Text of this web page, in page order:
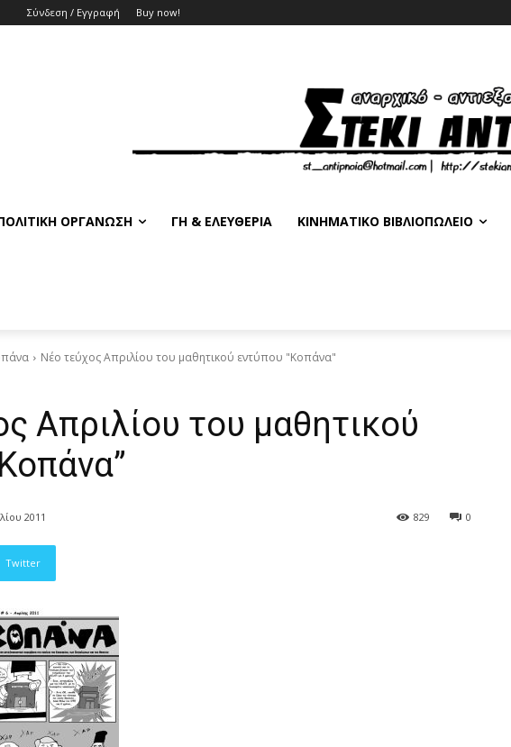
Σύνδεση / Εγγραφή Buy now!
ΟΡΓΆΝΩΣΗ ΓΗ & ΕΛΕΥΘΕΡΊΑ ΚΙΝΗΜΑΤΙΚΌ ΒΙΒΛΙΟΠΩΛΕΊΟ
Νέο τεύχος Απριλίου του μαθητικού εντύπου "Κοπάνα"
Απριλίου του μαθητικού
2011 0
829
Twitter